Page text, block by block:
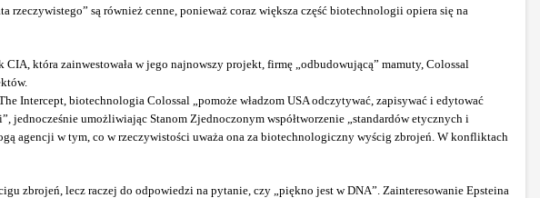
są również cenne, ponieważ coraz większa część biotechnologii opiera się na
CIA, która zainwestowała w jego najnowszy projekt, firmę „odbudowującą” mamuty, Colossal
Intercept, biotechnologia Colossal „pomoże władzom USA odczytywać, zapisywać i edytować
jednocześnie umożliwiając Stanom Zjednoczonym współtworzenie „standardów etycznych i
agencji w tym, co w rzeczywistości uważa ona za biotechnologiczny wyścig zbrojeń. W konfliktach
zbrojeń, lecz raczej do odpowiedzi na pytanie, czy „piękno jest w DNA”. Zainteresowanie Epsteina